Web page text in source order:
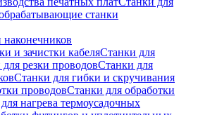
станки
наконечников
и зачистки кабеляСтанки для
резки проводовСтанки для
Станки для гибки и скручивания
проводовСтанки для обработки
нагрева термоусадочных